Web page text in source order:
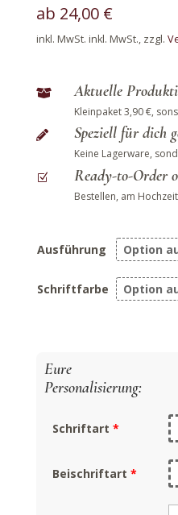
ab 24,00 €
inkl. MwSt. inkl. MwSt., zzgl.
 Aktuelle
Kleinpaket 3,90 €,
 Speziell für dich
Keine Lagerware,
Z Ready-to-Order
Bestellen, am
Ausführung
Schriftfarbe
Schriftart *
Beischriftart *